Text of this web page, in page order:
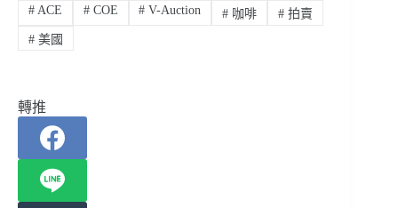
#ACE #COE # V-Auction # 咖啡 # 拍賣
#美國
轉推